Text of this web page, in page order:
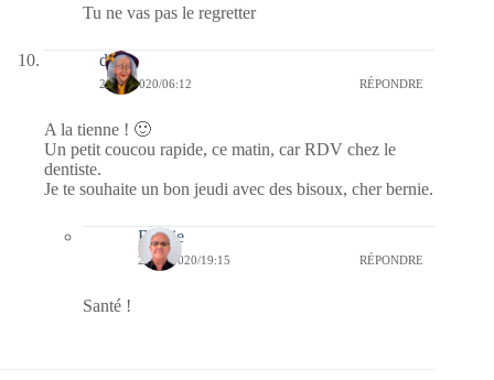
Tu ne vas pas le regretter
dom
23/07/2020/06:12 RÉPONDRE
A la tienne ! 🙂
Un petit coucou rapide, ce matin, car RDV chez le
dentiste.
Je te souhaite un bon jeudi avec des bisoux, cher bernie.
Bernie
23/07/2020/19:15 RÉPONDRE
Santé !